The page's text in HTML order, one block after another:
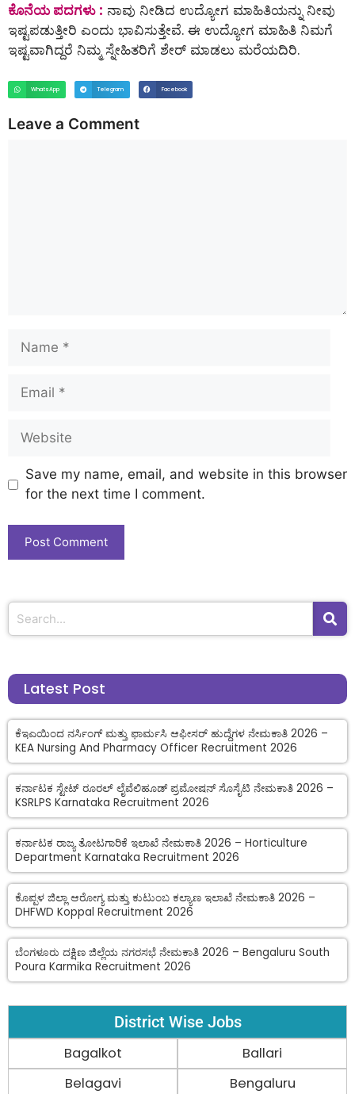
ಕೊನೆಯ ಪದಗಳು : ನಾವು ನೀಡಿದ ಉದ್ಯೋಗ ಮಾಹಿತಿಯನ್ನು ನೀವು
ಇಷ್ಟಪಡುತ್ತೀರಿ ಎಂದು ಭಾವಿಸುತ್ತೇವೆ. ಈ ಉದ್ಯೋಗ ಮಾಹಿತಿ ನಿಮಗೆ
ಇಷ್ಟವಾಗಿದ್ದರೆ ನಿಮ್ಮ ಸ್ನೇಹಿತರಿಗೆ ಶೇರ್ ಮಾಡಲು ಮರೆಯದಿರಿ.
WhatsApp Telegram Facebook
Leave a Comment
Save my name, email, and website in this browser
for the next time I comment.
Latest Post
ಕೆಇಎಯಿಂದ ನರ್ಸಿಂಗ್ ಮತ್ತು ಫಾರ್ಮಸಿ ಆಫೀಸರ್ ಹುದ್ದೆಗಳ ನೇಮಕಾತಿ 2026 –
KEA Nursing And Pharmacy Officer Recruitment 2026
ಕರ್ನಾಟಕ ಸ್ಟೇಟ್ ರೂರಲ್ ಲೈವೆಲಿಹೂಡ್ ಪ್ರಮೋಷನ್ ಸೊಸೈಟಿ ನೇಮಕಾತಿ 2026 –
KSRLPS Karnataka Recruitment 2026
ಕರ್ನಾಟಕ ರಾಜ್ಯ ತೋಟಗಾರಿಕೆ ಇಲಾಖೆ ನೇಮಕಾತಿ 2026 – Horticulture
Department Karnataka Recruitment 2026
ಕೊಪ್ಪಳ ಜಿಲ್ಲಾ ಆರೋಗ್ಯ ಮತ್ತು ಕುಟುಂಬ ಕಲ್ಯಾಣ ಇಲಾಖೆ ನೇಮಕಾತಿ 2026 –
DHFWD Koppal Recruitment 2026
ಬೆಂಗಳೂರು ದಕ್ಷಿಣ ಜಿಲ್ಲೆಯ ನಗರಸಭೆ ನೇಮಕಾತಿ 2026 – Bengaluru South
Poura Karmika Recruitment 2026
District Wise Jobs
Bagalkot
Ballari
Belagavi
Bengaluru